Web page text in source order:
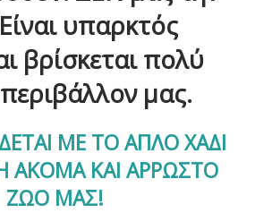
υπαρκτός
βρίσκεται πολύ
μας.
ΜΕ ΤΟ ΑΠΛΟ ΧΑΔΙ
ΑΚΟΜΑ ΚΑΙ ΑΡΡΩΣΤΟ
ΖΩΟ ΜΑΣ!